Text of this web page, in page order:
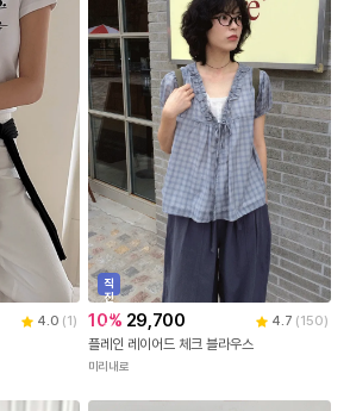
4.0 (1 )
직
진
배
송
10% 29,700 4.7 (150)
플레인 레이어드 체크 블라우스
미리내로